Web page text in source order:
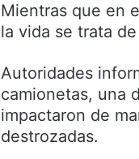
Mientras que en
la vida se trata
Autoridades
camionetas, una
impactaron de
destrozadas.